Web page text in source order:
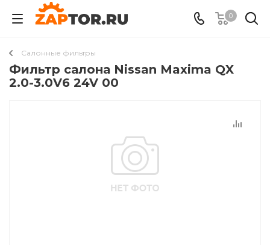
0
Салонные фильтры
Фильтр салона Nissan Maxima QX
2.0-3.0V6 24V 00